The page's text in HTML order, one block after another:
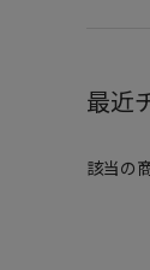
最近
該当の